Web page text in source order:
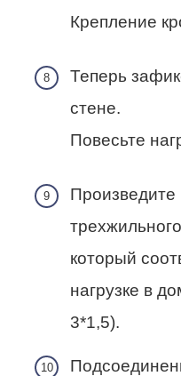
Крепление
Теперь
стене.
Повесьте
Произведите
который
нагрузке в
3*1,5).